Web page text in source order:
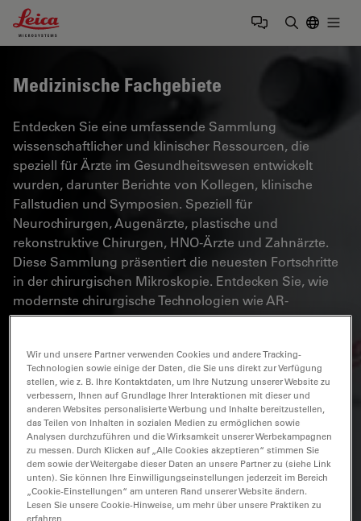
Leica Microsystems Logo
Medizinische Fachgebiete
Entdecken Sie eine umfassende Sammlung
wissenschaftlicher und klinischer Ressourcen, die
speziell für Ärzte im Gesundheitswesen entwickelt
wurden, darunter Berichte von Kollegen, klinische
Fallstudien und Symposien. Speziell für
Neurochirurgen, Augenärzte, plastische und
rekonstruktive Chirurgen, HNO-Ärzte und Zahnärzte.
Diese Sammlung präsentiert die neuesten Fortschritte
in der chirurgischen Mikroskopie. Entdecken Sie, wie
modernste chirurgische Technologien wie AR-
Fluoreszenz, 3D-Visualisierung und intraoperative OCT-
Präzision bei komplexen Eingriffen ermöglichen.
Wir und unsere Partner verwenden Cookies und andere Tracking-
Technologien sowie einige der Daten, die Sie uns direkt zur Verfügung
stellen, wie z. B. Ihre Kontaktdaten, um Ihre Nutzung unserer Website zu
verbessern, Ihnen auf Grundlage Ihrer Interaktionen mit dieser und
anderen Websites personalisierte Werbung und Inhalte bereitzustellen,
das Teilen von Inhalten in sozialen Medien zu ermöglichen sowie
Analysen durchzuführen und die Wirksamkeit unserer Werbekampagnen
zu messen. Durch Klicken auf „Alle Cookies akzeptieren“ stimmen Sie
dem sowie der Weitergabe dieser Daten an unsere Partner zu (siehe Link
unten). Sie können Ihre Einwilligungseinstellungen jederzeit im Bereich
„Cookie-Einstellungen“ am unteren Rand unserer Website ändern.
Lesen Sie unsere Cookie-Hinweise, um mehr über unsere Praktiken zu
erfahren